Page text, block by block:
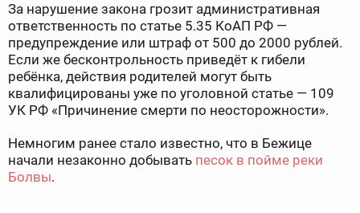
За нарушение закона грозит административная
ответственность по статье 5.35 КоАП РФ —
предупреждение или штраф от 500 до 2000 рублей.
Если же бесконтрольность приведёт к гибели
ребёнка, действия родителей могут быть
квалифицированы уже по уголовной статье — 109
УК РФ «Причинение смерти по неосторожности».
Немногим ранее стало известно, что в Бежице
начали незаконно добывать песок в пойме реки
Болвы.